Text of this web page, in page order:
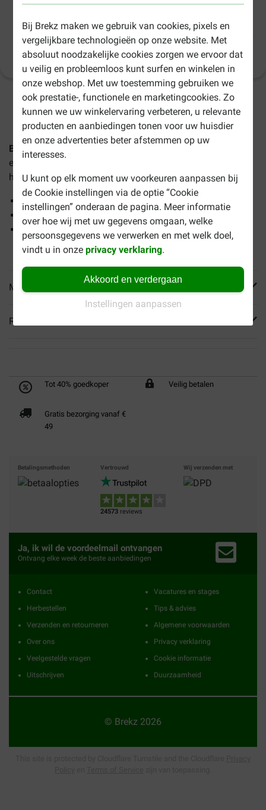
Bij Brekz maken we gebruik van cookies, pixels en
vergelijkbare technologieën op onze website. Met
absoluut noodzakelijke cookies zorgen we ervoor dat
u veilig en probleemloos kunt surfen en winkelen in
onze webshop. Met uw toestemming gebruiken we
ook prestatie-, functionele en marketingcookies. Zo
kunnen we uw winkelervaring verbeteren, u relevante
producten en aanbiedingen tonen voor uw huisdier
en onze advertenties beter afstemmen op uw
interesses.
U kunt op elk moment uw voorkeuren aanpassen bij
de Cookie instellingen via de optie “Cookie
instellingen” onderaan de pagina. Meer informatie
over hoe wij met uw gegevens omgaan, welke
persoonsgegevens we verwerken en met welk doel,
vindt u in onzeprivacy verklaring.
Akkoord en verdergaan
Instellingen aanpassen
Bosch Senior Maxi met gevogelte en rijst
hondenvoer
(16) Productinformatie
2-4 werkdagen levertijd, tenzij anders aangegeven
Bosch Senior Maxi met gevogelte en rijst hondenvoer
een complete hondenvoeding en is geschikt voor oudere
honden van grote rassen (>30 kg) van 7 jaar en ouder.
Hoog gehalte vitaminen en sporenelementen
Tarwevrij
Essentiële vetzuren voor vitaliteit, soepele huid en
glanzende vacht
Meer informatie
Reviews
Tot 40% goedkoper Veilig betalen
Gratis bezorging vanaf €
49
Betalingsmethoden Vertrouwd
24573 reviews
Wij verzenden met
Ja, ik wil de voordeelmail ontvangen
Ontvang elke week de beste aanbiedingen
Contact
Herbestellen
Verzenden en retourneren
Over ons
Veelgestelde vragen
Uitschrijven
Vacatures en stages
Tips & advies
Algemene voorwaarden
Privacy verklaring
Cookie informatie
Duurzaamheid
© Brekz 2026